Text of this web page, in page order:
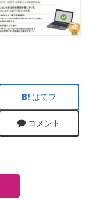
はてブ
コメント